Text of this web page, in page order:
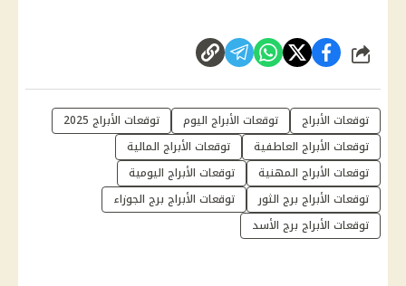
شارك
توقعات الأبراج توقعات الأبراج اليوم
توقعات الأبراج 2025
توقعات الأبراج العاطفية
توقعات الأبراج المالية
توقعات الأبراج المهنية
توقعات الأبراج اليومية
توقعات الأبراج برج الثور
توقعات الأبراج برج الجوزاء
توقعات الأبراج برج الأسد